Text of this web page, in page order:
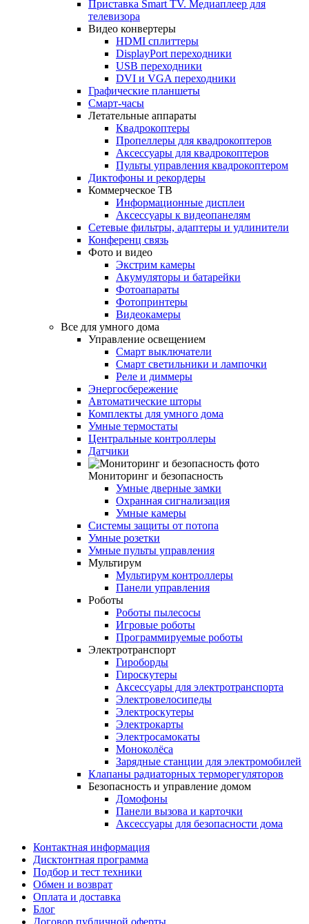
Приставка Smart TV. Медиаплеер для
телевизора
Видео конвертеры
HDMI сплиттеры
DisplayPort переходники
USB переходники
DVI и VGA переходники
Графические планшеты
Смарт-часы
Летательные аппараты
Квадрокоптеры
Пропеллеры для квадрокоптеров
Аксессуары для квадрокоптеров
Пульты управления квадрокоптером
Диктофоны и рекордеры
Коммерческое ТВ
Информационные дисплеи
Аксессуары к видеопанелям
Сетевые фильтры, адаптеры и удлинители
Конференц связь
Фото и видео
Экстрим камеры
Акумуляторы и батарейки
Фотоапараты
Фотопринтеры
Видеокамеры
Все для умного дома
Управление освещением
Смарт выключатели
Смарт светильники и лампочки
Реле и диммеры
Энергосбережение
Автоматические шторы
Комплекты для умного дома
Умные термостаты
Центральные контроллеры
Датчики
Мониторинг и безопасность
Умные дверные замки
Охранная сигнализация
Умные камеры
Системы защиты от потопа
Умные розетки
Умные пульты управления
Мультирум
Мультирум контроллеры
Панели управления
Роботы
Роботы пылесосы
Игровые роботы
Программируемые роботы
Электротранспорт
Гироборды
Гироскутеры
Аксессуары для электротранспорта
Электровелосипеды
Электроскутеры
Электрокарты
Электросамокаты
Моноколёса
Зарядные станции для электромобилей
Клапаны радиаторных терморегуляторов
Безопасность и управление домом
Домофоны
Панели вызова и карточки
Аксессуары для безопасности дома
Контактная информация
Дисктонтная программа
Подбор и тест техники
Обмен и возврат
Оплата и доставка
Блог
Договор публичной оферты